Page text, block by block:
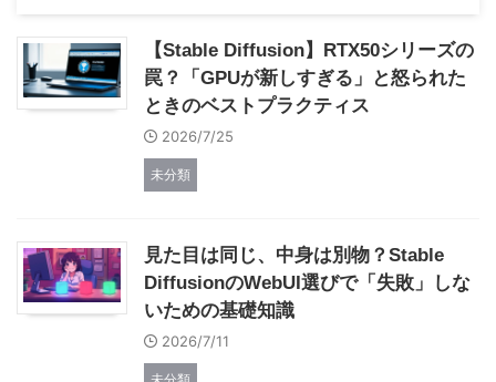
【Stable Diffusion】RTX50シリーズの
罠？「GPUが新しすぎる」と怒られた
ときのベストプラクティス
2026/7/25
未分類
見た目は同じ、中身は別物？Stable
DiffusionのWebUI選びで「失敗」しな
いための基礎知識
2026/7/11